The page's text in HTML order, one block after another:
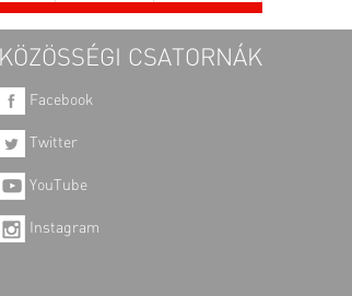
KÖZÖSSÉGI CSATORNÁK
Facebook
Twitter
YouTube
Instagram